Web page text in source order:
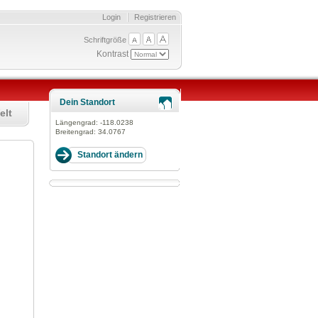
Registrieren
Login
Schriftgröße
Kontrast
Dein Standort
Längengrad: -118.0238
Breitengrad: 34.0767